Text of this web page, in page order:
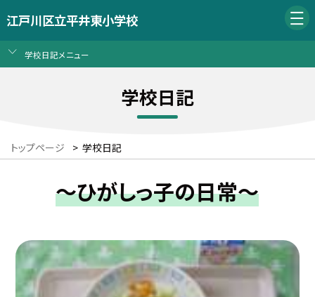
江戸川区立平井東小学校
学校日記メニュー
学校日記
トップページ > 学校日記
～ひがしっ子の日常～